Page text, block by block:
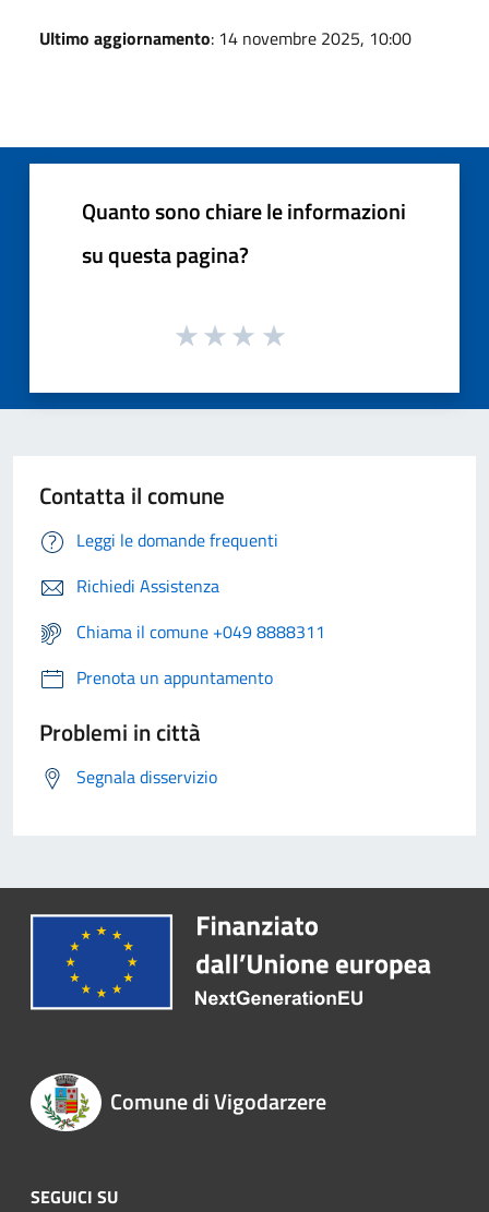
Ultimo aggiornamento: 14 novembre 2025, 10:00
Quanto sono chiare le informazioni
su questa pagina?
Contatta il comune
Leggi le domande frequenti
Richiedi Assistenza
Chiama il comune +049 8888311
Prenota un appuntamento
Problemi in città
Segnala disservizio
Comune di Vigodarzere
SEGUICI SU